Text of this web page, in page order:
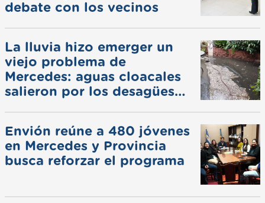
debate con los vecinos
La lluvia hizo emerger un
viejo problema de
Mercedes: aguas cloacales
salieron por los desagües
Envión reúne a 480 jóvenes
en Mercedes y Provincia
busca reforzar el programa